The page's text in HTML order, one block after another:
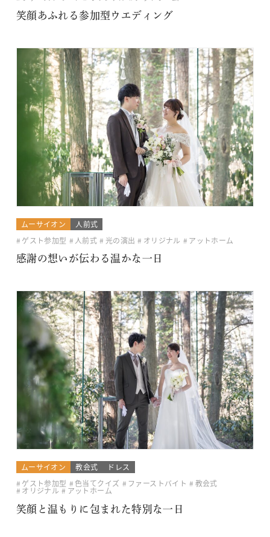
笑顔あふれる参加型ウエディング
ムーサイオン
人前式
ゲスト参加型
人前式 光の演出 オリジナル
アットホーム
感謝の想いが伝わる温かな一日
ムーサイオン 教会式
ドレス
ゲスト参加型
色当てクイズ ファーストバイト 教会式
オリジナル
アットホーム
笑顔と温もりに包まれた特別な一日